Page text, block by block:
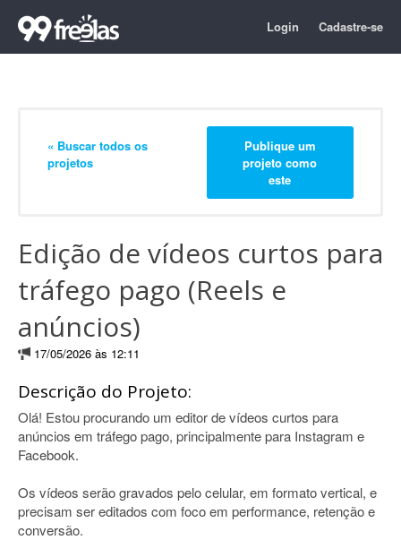
Login Cadastre-se
« Buscar todos os
projetos
Publique um
projeto como
este
Edição de vídeos curtos para
tráfego pago (Reels e
anúncios)
17/05/2026 às 12:11
Descrição do Projeto:
Olá! Estou procurando um editor de vídeos curtos para
anúncios em tráfego pago, principalmente para Instagram e
Facebook.
Os vídeos serão gravados pelo celular, em formato vertical, e
precisam ser editados com foco em performance, retenção e
conversão.